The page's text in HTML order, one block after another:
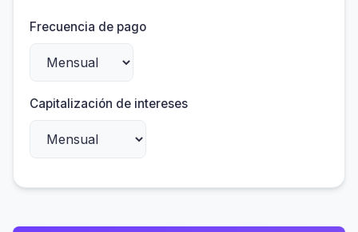
Frecuencia de pago
Capitalización de intereses